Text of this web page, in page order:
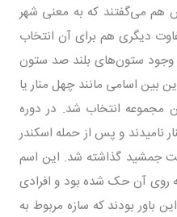
هم می‌گفتند که به معنی شهر
دیگری هم برای آن انتخاب
وجود ستون‌های بلند صد ستون
بین اسامی مانند چهل منار یا
انتخاب شد. در دوره
نامیدند و پس از حمله اسکندر
جمشید گذاشته شد. این اسم
روی آن حک شده بود و افرادی
باور بودند که سازه مربوط به